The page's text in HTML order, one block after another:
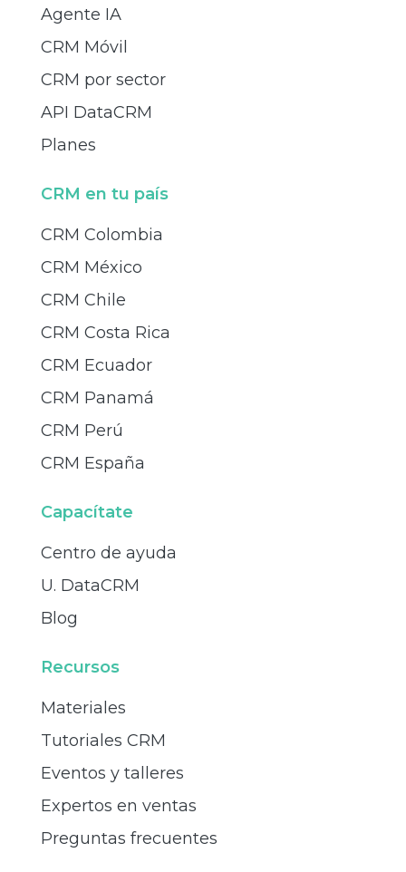
Agente IA
CRM Móvil
CRM por sector
API DataCRM
Planes
CRM en tu país
CRM Colombia
CRM México
CRM Chile
CRM Costa Rica
CRM Ecuador
CRM Panamá
CRM Perú
CRM España
Capacítate
Centro de ayuda
U. DataCRM
Blog
Recursos
Materiales
Tutoriales CRM
Eventos y talleres
Expertos en ventas
Preguntas frecuentes